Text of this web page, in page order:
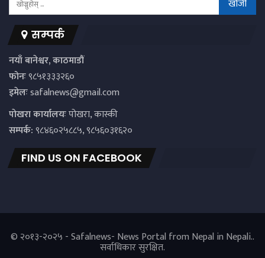
सम्पर्क
नयाँ बानेश्वर, काठमाडौं
फोनः९८५१३३३२६०
इमेलःsafalnews@gmail.com
पाेखरा कार्यालयःपोखरा, कास्की
सम्पर्क:९८४६०२५८८५, ९८५६०३१६२०
FIND US ON FACEBOOK
© २०१३-२०२५ - Safalnews- News Portal from Nepal in Nepali..
सर्वाधिकार सुरक्षित.